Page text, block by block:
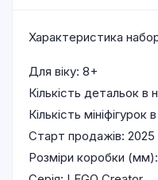
Характеристика
Для віку: 8+
Кількість детальок в
Кількість мініфігурок
Старт продажів: 2025
Розміри коробки